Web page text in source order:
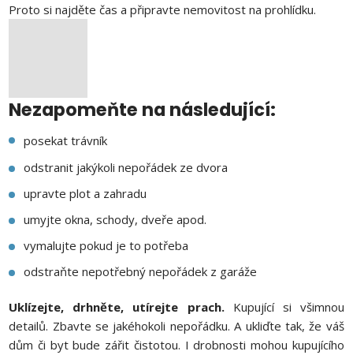
Proto si najděte čas a připravte nemovitost na prohlídku.
Nezapomeňte na následující:
posekat trávník
odstranit jakýkoli nepořádek ze dvora
upravte plot a zahradu
umyjte okna, schody, dveře apod.
vymalujte pokud je to potřeba
odstraňte nepotřebný nepořádek z garáže
Uklízejte, drhněte, utírejte prach.Kupující si všimnou
detailů. Zbavte se jakéhokoli nepořádku. A ukliďte tak, že váš
dům či byt bude zářit čistotou. I drobnosti mohou kupujícího